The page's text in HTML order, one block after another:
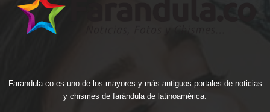
Farandula.co es uno de los mayores y más antiguos portales de noticias
y chismes de farándula de latinoamérica.